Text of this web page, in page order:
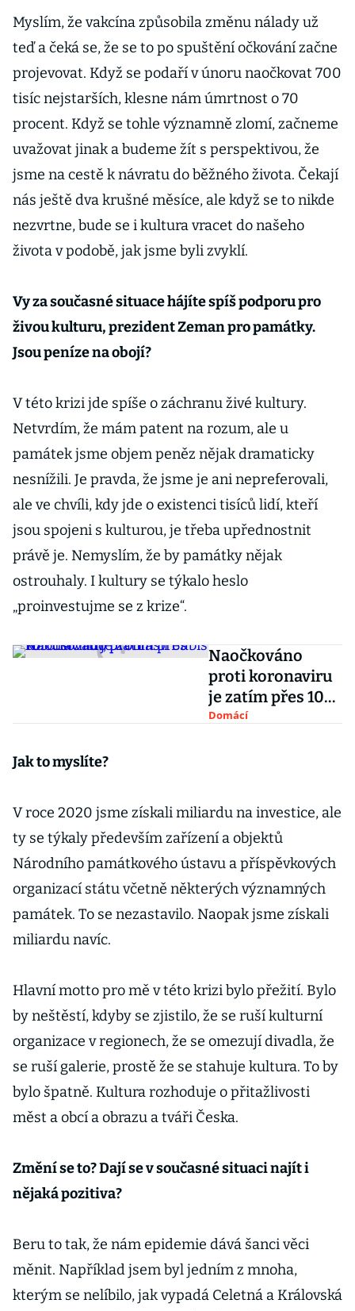
Myslím, že vakcína způsobila změnu nálady už
teď a čeká se, že se to po spuštění očkování začne
projevovat. Když se podaří v únoru naočkovat 700
tisíc nejstarších, klesne nám úmrtnost o 70
procent. Když se tohle významně zlomí, začneme
uvažovat jinak a budeme žít s perspektivou, že
jsme na cestě k návratu do běžného života. Čekají
nás ještě dva krušné měsíce, ale když se to nikde
nezvrtne, bude se i kultura vracet do našeho
života v podobě, jak jsme byli zvyklí.
Vy za současné situace hájíte spíš podporu pro
živou kulturu, prezident Zeman pro památky.
Jsou peníze na obojí?
V této krizi jde spíše o záchranu živé kultury.
Netvrdím, že mám patent na rozum, ale u
památek jsme objem peněz nějak dramaticky
nesnížili. Je pravda, že jsme je ani nepreferovali,
ale ve chvíli, kdy jde o existenci tisíců lidí, kteří
jsou spojeni s kulturou, je třeba upřednostnit
právě je. Nemyslím, že by památky nějak
ostrouhaly. I kultury se týkalo heslo
„proinvestujme se z krize“.
Naočkováno
proti koronaviru
je zatím přes 105
tisíc lidí, prohlásil
Domácí
Jak to myslíte?
V roce 2020 jsme získali miliardu na investice, ale
ty se týkaly především zařízení a objektů
Národního památkového ústavu a příspěvkových
organizací státu včetně některých významných
památek. To se nezastavilo. Naopak jsme získali
miliardu navíc.
Hlavní motto pro mě v této krizi bylo přežití. Bylo
by neštěstí, kdyby se zjistilo, že se ruší kulturní
organizace v regionech, že se omezují divadla, že
se ruší galerie, prostě že se stahuje kultura. To by
bylo špatně. Kultura rozhoduje o přitažlivosti
měst a obcí a obrazu a tváři Česka.
Změní se to? Dají se v současné situaci najít i
nějaká pozitiva?
Beru to tak, že nám epidemie dává šanci věci
měnit. Například jsem byl jedním z mnoha,
kterým se nelíbilo, jak vypadá Celetná a Královská